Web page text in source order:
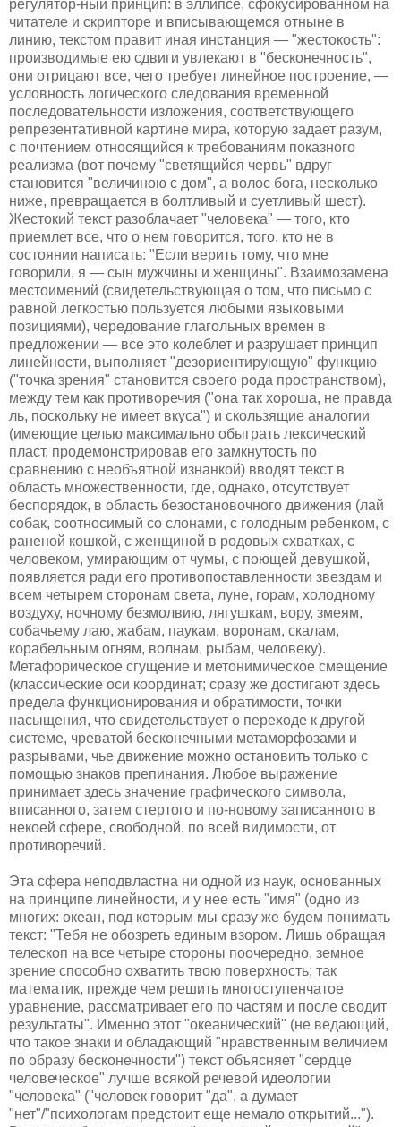
регулятор-ный принцип: в эллипсе, сфокусированном на
читателе и скрипторе и вписывающемся отныне в
линию, текстом правит иная инстанция — "жестокость":
производимые ею сдвиги увлекают в "бесконечность",
они отрицают все, чего требует линейное построение, —
условность логического следования временной
последовательности изложения, соответствующего
репрезентативной картине мира, которую задает разум,
с почтением относящийся к требованиям показного
реализма (вот почему "светящийся червь" вдруг
становится "величиною с дом", а волос бога, несколько
ниже, превращается в болтливый и суетливый шест).
Жестокий текст разоблачает "человека" — того, кто
приемлет все, что о нем говорится, того, кто не в
состоянии написать: "Если верить тому, что мне
говорили, я — сын мужчины и женщины". Взаимозамена
местоимений (свидетельствующая о том, что письмо с
равной легкостью пользуется любыми языковыми
позициями), чередование глагольных времен в
предложении — все это колеблет и разрушает принцип
линейности, выполняет "дезориентирующую" функцию
("точка зрения" становится своего рода пространством),
между тем как противоречия ("она так хороша, не правда
ль, поскольку не имеет вкуса") и скользящие аналогии
(имеющие целью максимально обыграть лексический
пласт, продемонстрировав его замкнутость по
сравнению с необъятной изнанкой) вводят текст в
область множественности, где, однако, отсутствует
беспорядок, в область безостановочного движения (лай
собак, соотносимый со слонами, с голодным ребенком, с
раненой кошкой, с женщиной в родовых схватках, с
человеком, умирающим от чумы, с поющей девушкой,
появляется ради его противопоставленности звездам и
всем четырем сторонам света, луне, горам, холодному
воздуху, ночному безмолвию, лягушкам, вору, змеям,
собачьему лаю, жабам, паукам, воронам, скалам,
корабельным огням, волнам, рыбам, человеку).
Метафорическое сгущение и метонимическое смещение
(классические оси координат; сразу же достигают здесь
предела функционирования и обратимости, точки
насыщения, что свидетельствует о переходе к другой
системе, чреватой бесконечными метаморфозами и
разрывами, чье движение можно остановить только с
помощью знаков препинания. Любое выражение
принимает здесь значение графического символа,
вписанного, затем стертого и по-новому записанного в
некоей сфере, свободной, по всей видимости, от
противоречий.
Эта сфера неподвластна ни одной из наук, основанных
на принципе линейности, и у нее есть "имя" (одно из
многих: океан, под которым мы сразу же будем понимать
текст: "Тебя не обозреть единым взором. Лишь обращая
телескоп на все четыре стороны поочередно, земное
зрение способно охватить твою поверхность; так
математик, прежде чем решить многоступенчатое
уравнение, рассматривает его по частям и после сводит
результаты". Именно этот "океанический" (не ведающий,
что такое знаки и обладающий "нравственным величием
по образу бесконечности") текст объясняет "сердце
человеческое" лучше всякой речевой идеологии
"человека" ("человек говорит "да", а думает
"нет"/"психологам предстоит еще немало открытий...").